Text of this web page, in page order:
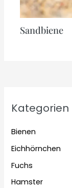
Sandbiene
Kategorien
Bienen
Eichhörnchen
Fuchs
Hamster